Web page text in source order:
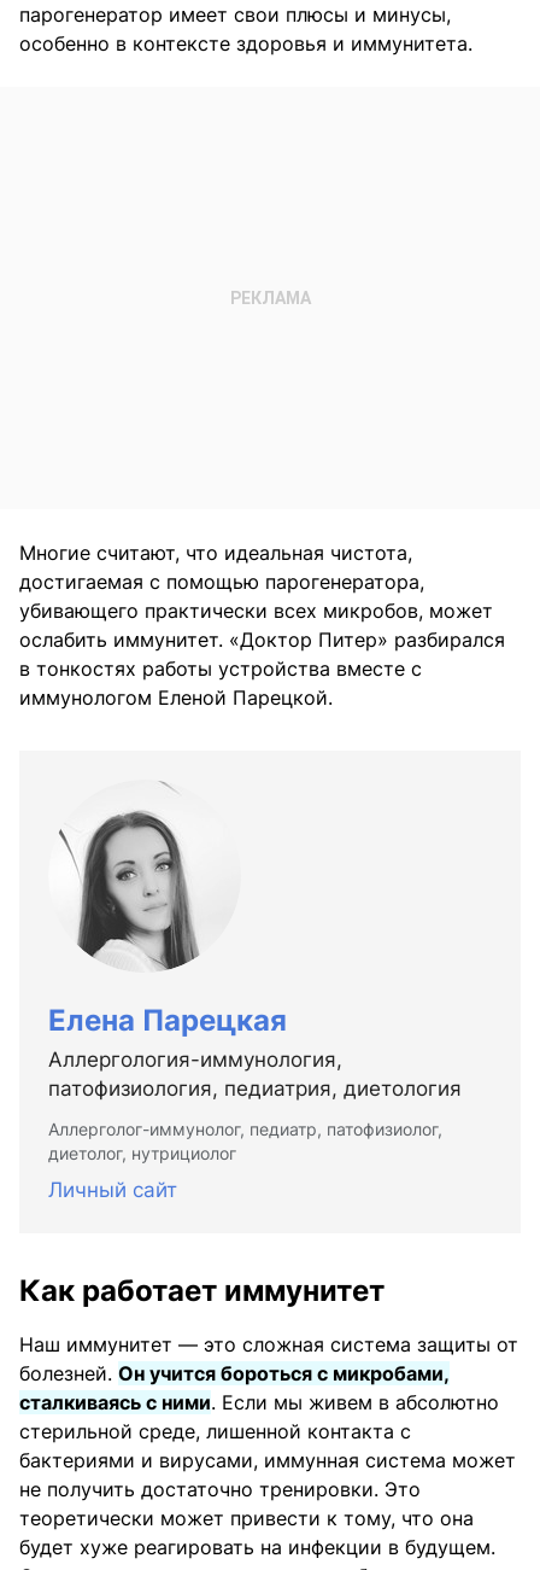
парогенератор имеет свои плюсы и минусы,
особенно в контексте здоровья и иммунитета.
Многие считают, что идеальная чистота,
достигаемая с помощью парогенератора,
убивающего практически всех микробов, может
ослабить иммунитет. «Доктор Питер» разбирался
в тонкостях работы устройства вместе с
иммунологом Еленой Парецкой.
Елена Парецкая
Аллергология-иммунология,
патофизиология, педиатрия, диетология
Аллерголог-иммунолог, педиатр, патофизиолог,
диетолог, нутрициолог
Личный сайт
Как работает иммунитет
Наш иммунитет — это сложная система защиты от
болезней. Он учится бороться с микробами,
сталкиваясь с ними. Если мы живем в абсолютно
стерильной среде, лишенной контакта с
бактериями и вирусами, иммунная система может
не получить достаточно тренировки. Это
теоретически может привести к тому, что она
будет хуже реагировать на инфекции в будущем.